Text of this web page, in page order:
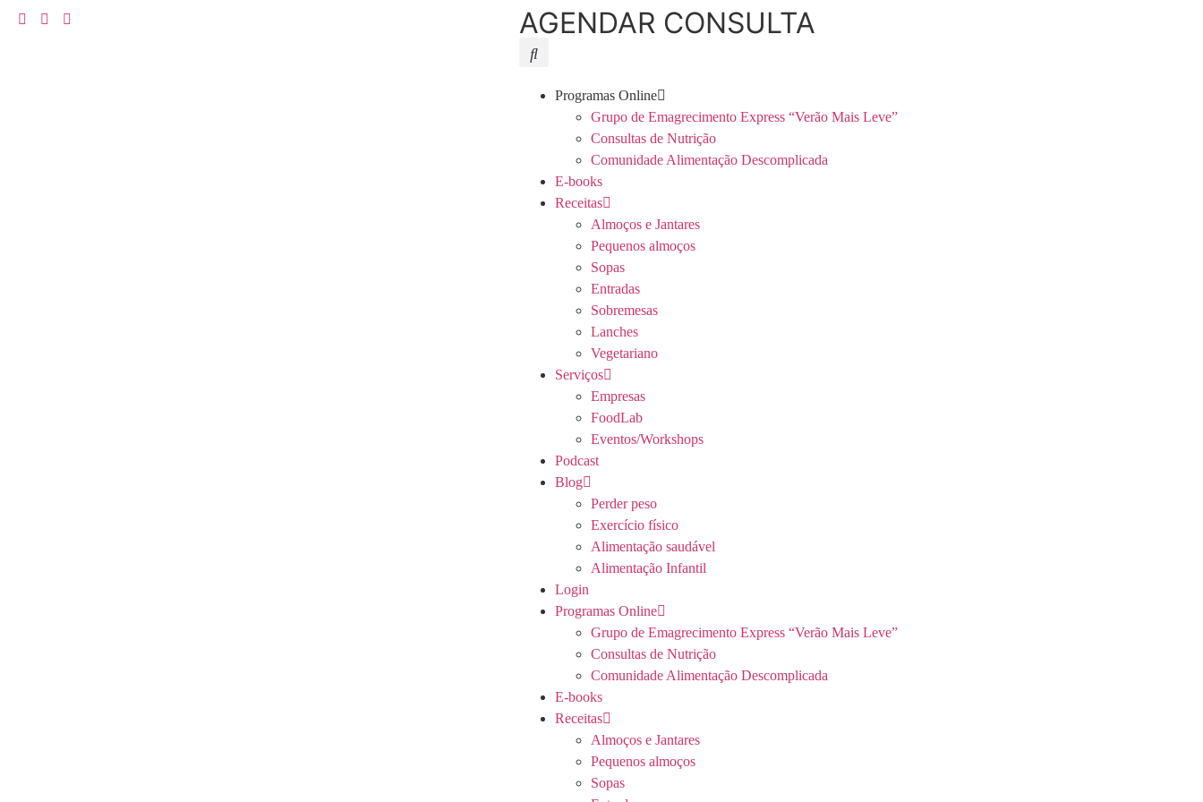
AGENDAR CONSULTA
Programas Online
Grupo de Emagrecimento Express “Verão Mais Leve”
Consultas de Nutrição
Comunidade Alimentação Descomplicada
E-books
Receitas
Almoços e Jantares
Pequenos almoços
Sopas
Entradas
Sobremesas
Lanches
Vegetariano
Serviços
Empresas
FoodLab
Eventos/Workshops
Podcast
Blog
Perder peso
Exercício físico
Alimentação saudável
Alimentação Infantil
Login
Programas Online
Grupo de Emagrecimento Express “Verão Mais Leve”
Consultas de Nutrição
Comunidade Alimentação Descomplicada
E-books
Receitas
Almoços e Jantares
Pequenos almoços
Sopas